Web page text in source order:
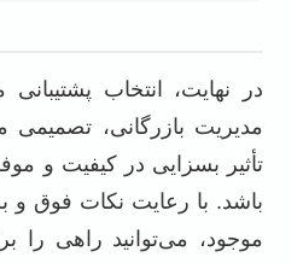
در نهایت، انتخاب پشتیبانی
مدیریت بازرگانی،
تأثیر بسزایی در کیفیت و
باشد. با رعایت نکات فوق و
موجود، می‌توانید راهی را